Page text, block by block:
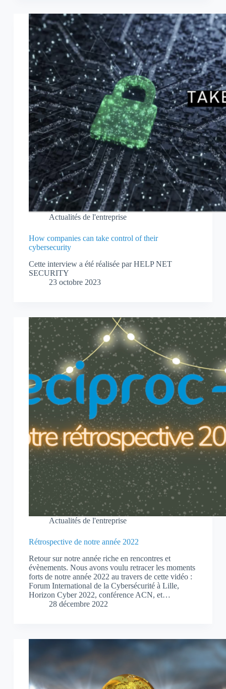
Actualités de l'entreprise
How companies can take control of their
cybersecurity
Cette interview a été réalisée par HELP NET
SECURITY
23 octobre 2023
Actualités de l'entreprise
Rétrospective de notre année 2022
Retour sur notre année riche en rencontres et
évènements. Nous avons voulu retracer les moments
forts de notre année 2022 au travers de cette vidéo :
Forum International de la Cybersécurité à Lille,
Horizon Cyber 2022, conférence ACN, et…
28 décembre 2022